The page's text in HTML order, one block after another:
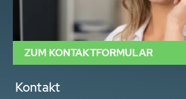
Kontakt
ZUM KONTAKTFORMULAR